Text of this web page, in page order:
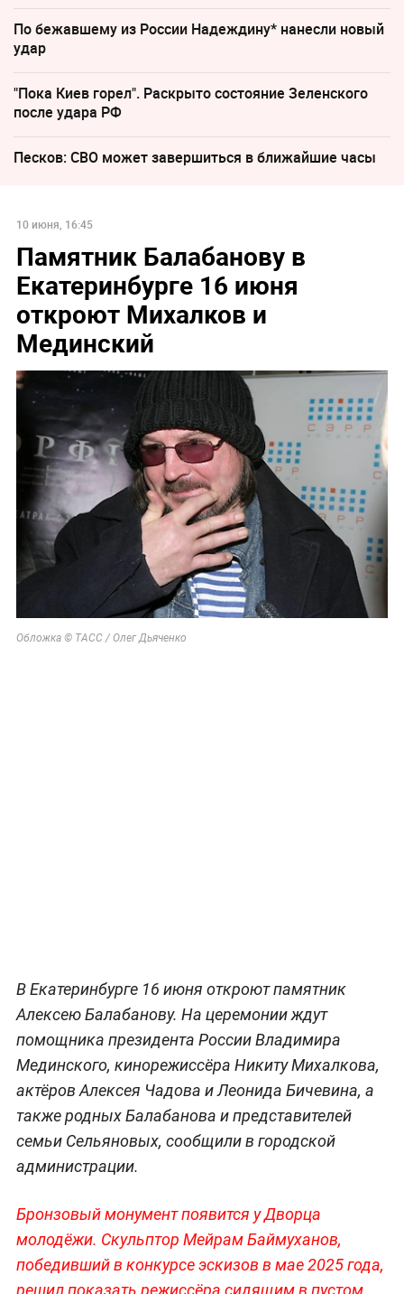
По бежавшему из России Надеждину* нанесли новый
удар
"Пока Киев горел". Раскрыто состояние Зеленского
после удара РФ
Песков: СВО может завершиться в ближайшие часы
10 июня, 16:45
Памятник Балабанову в
Екатеринбурге 16 июня
откроют Михалков и
Мединский
Обложка © ТАСС / Олег Дьяченко
В Екатеринбурге 16 июня откроют памятник
Алексею Балабанову. На церемонии ждут
помощника президента России Владимира
Мединского, кинорежиссёра Никиту Михалкова,
актёров Алексея Чадова и Леонида Бичевина, а
также родных Балабанова и представителей
семьи Сельяновых, сообщили в городской
администрации.
Бронзовый монумент появится у Дворца
молодёжи. Скульптор Мейрам Баймуханов,
победивший в конкурсе эскизов в мае 2025 года,
решил показать режиссёра сидящим в пустом